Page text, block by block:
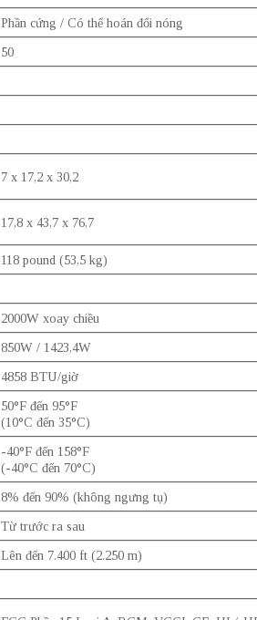
Phần cứng / Có thể hoán đổi nóng
50
7 x 17,2 x 30,2
17,8 x 43,7 x 76,7
118 pound (53,5 kg)
2000W xoay chiều
850W / 1423,4W
4858 BTU/giờ
50°F đến 95°F
(10°C đến 35°C)
-40°F đến 158°F
(-40°C đến 70°C)
8% đến 90% (không ngưng tụ)
Từ trước ra sau
Lên đến 7.400 ft (2.250 m)